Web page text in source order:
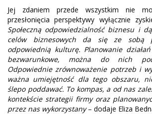
Jej zdaniem przede wszystkim nie
przesłonięcia perspektywy wyłącznie
Społeczną odpowiedzialność biznesu i
celów biznesowych da się ze sobą
odpowiednią kulturę. Planowanie
bezwarunkowe, można do nich
Odpowiednie zrównoważenie potrzeb i
ważna umiejętność dla tego obszaru,
ślepo poddawać. To kompas, a od nas
kontekście strategii firmy oraz
przez nas wykorzystany– dodaje Eliza